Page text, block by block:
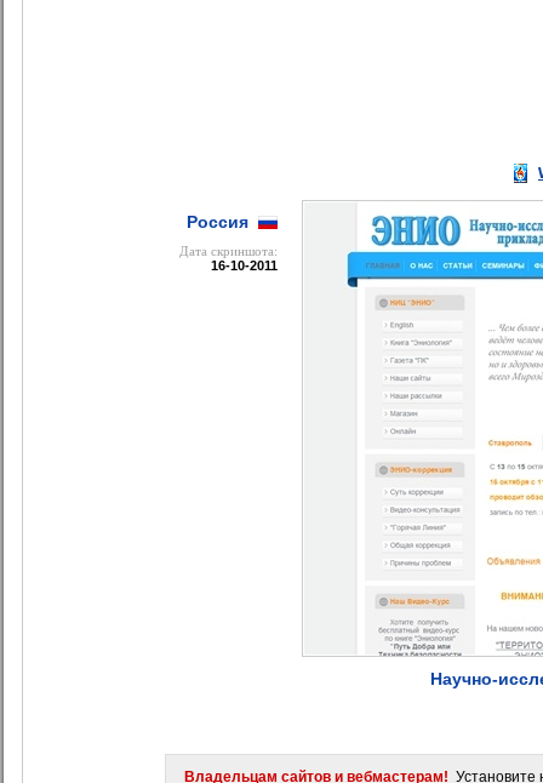
Россия
Дата cкриншота:
16-10-2011
Научно-
Владельцам сайтов и вебмастерам! Установите